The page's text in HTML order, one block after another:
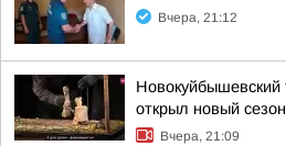
Вчера, 21:12
Новокуйбышевский
открыл новый сезон
Вчера, 21:09